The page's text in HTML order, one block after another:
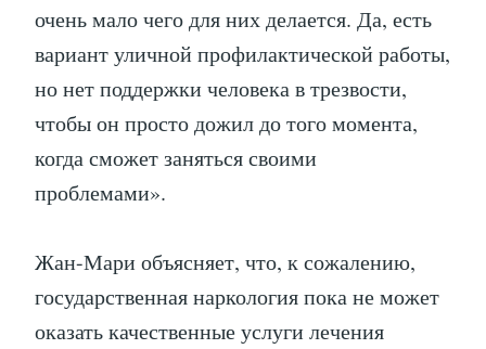
очень мало чего для них делается. Да, есть
вариант уличной профилактической работы,
но нет поддержки человека в трезвости,
чтобы он просто дожил до того момента,
когда сможет заняться своими
проблемами».
Жан-Мари объясняет, что, к сожалению,
государственная наркология пока не может
оказать качественные услуги лечения